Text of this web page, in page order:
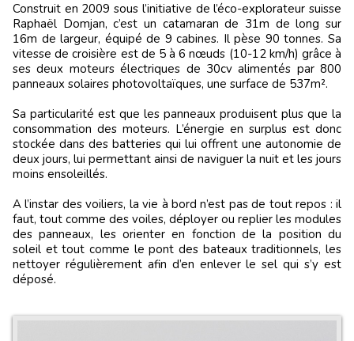
Construit en 2009 sous l’initiative de l’éco-explorateur suisse
Raphaël Domjan, c’est un catamaran de 31m de long sur
16m de largeur, équipé de 9 cabines. Il pèse 90 tonnes. Sa
vitesse de croisière est de 5 à 6 nœuds (10-12 km/h) grâce à
ses deux moteurs électriques de 30cv alimentés par 800
panneaux solaires photovoltaïques, une surface de 537m².
Sa particularité est que les panneaux produisent plus que la
consommation des moteurs. L’énergie en surplus est donc
stockée dans des batteries qui lui offrent une autonomie de
deux jours, lui permettant ainsi de naviguer la nuit et les jours
moins ensoleillés.
A l’instar des voiliers, la vie à bord n’est pas de tout repos : il
faut, tout comme des voiles, déployer ou replier les modules
des panneaux, les orienter en fonction de la position du
soleil et tout comme le pont des bateaux traditionnels, les
nettoyer régulièrement afin d’en enlever le sel qui s’y est
déposé.